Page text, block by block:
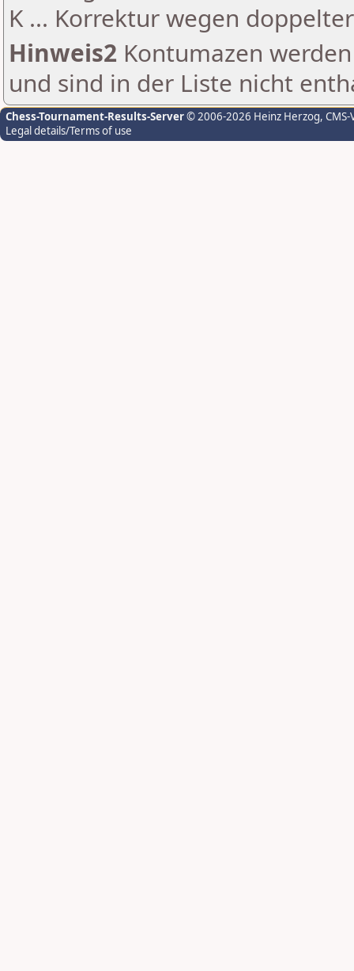
K ... Korrektur wegen
Hinweis2 Kontumazen
und sind in der Liste nicht
Chess-Tournament-Results-Server© 2006-2026 Heinz Herzog,
Legal details/Terms of use